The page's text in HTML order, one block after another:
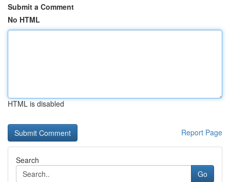
Submit a Comment
No HTML
HTML is disabled
Report Page
Search
Go